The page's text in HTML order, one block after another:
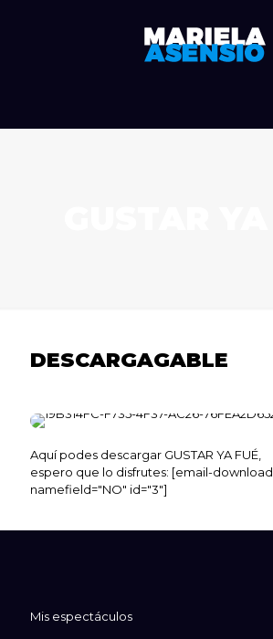
DESCARGAGABLE
Aquí podes descargar GUSTAR YA FUÉ,
espero que lo disfrutes: [email-
namefield="NO" id="3"]
Mis espectáculos